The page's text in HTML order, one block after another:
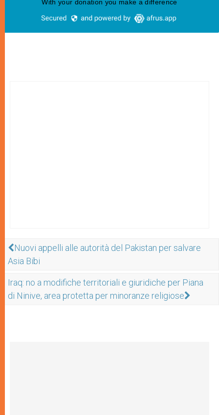
Nuovi appelli alle autorità del Pakistan per salvare
Asia Bibi
Iraq: no a modifiche territoriali e giuridiche per Piana
di Ninive, area protetta per minoranze religiose